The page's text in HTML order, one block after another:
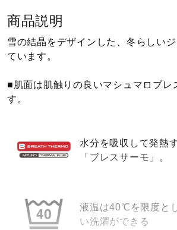
ライフスタイルグッズ
インナー
寝具／ミズノスリープ
サポーター
商品説明
雪の結晶をデザインした、冬らしい
ています。
■肌面は肌触りの良いマシュマロブレ
す。
水分を吸収して発熱
「ブレスサーモ」。
液温は40℃を限度と
い洗濯ができる